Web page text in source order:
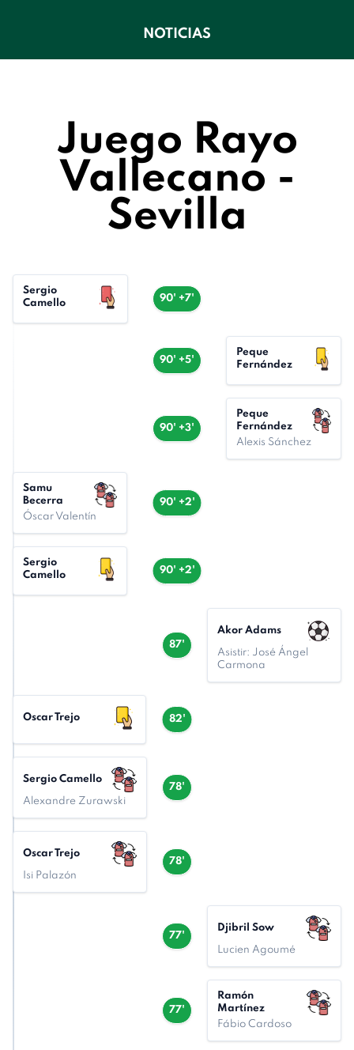
NOTICIAS
Juego Rayo
Vallecano -
Sevilla
90' +7'
Sergio
Camello
90' +5'
Peque
Fernández
90' +3'
Peque
Fernández
Alexis Sánchez
90' +2'
Samu
Becerra
Óscar Valentín
90' +2'
Sergio
Camello
87'
Akor Adams
Asistir: José Ángel
Carmona
82'
Oscar Trejo
78'
Sergio Camello
Alexandre Zurawski
78'
Oscar Trejo
Isi Palazón
77'
Djibril Sow
Lucien Agoumé
77'
Ramón
Martínez
Fábio Cardoso